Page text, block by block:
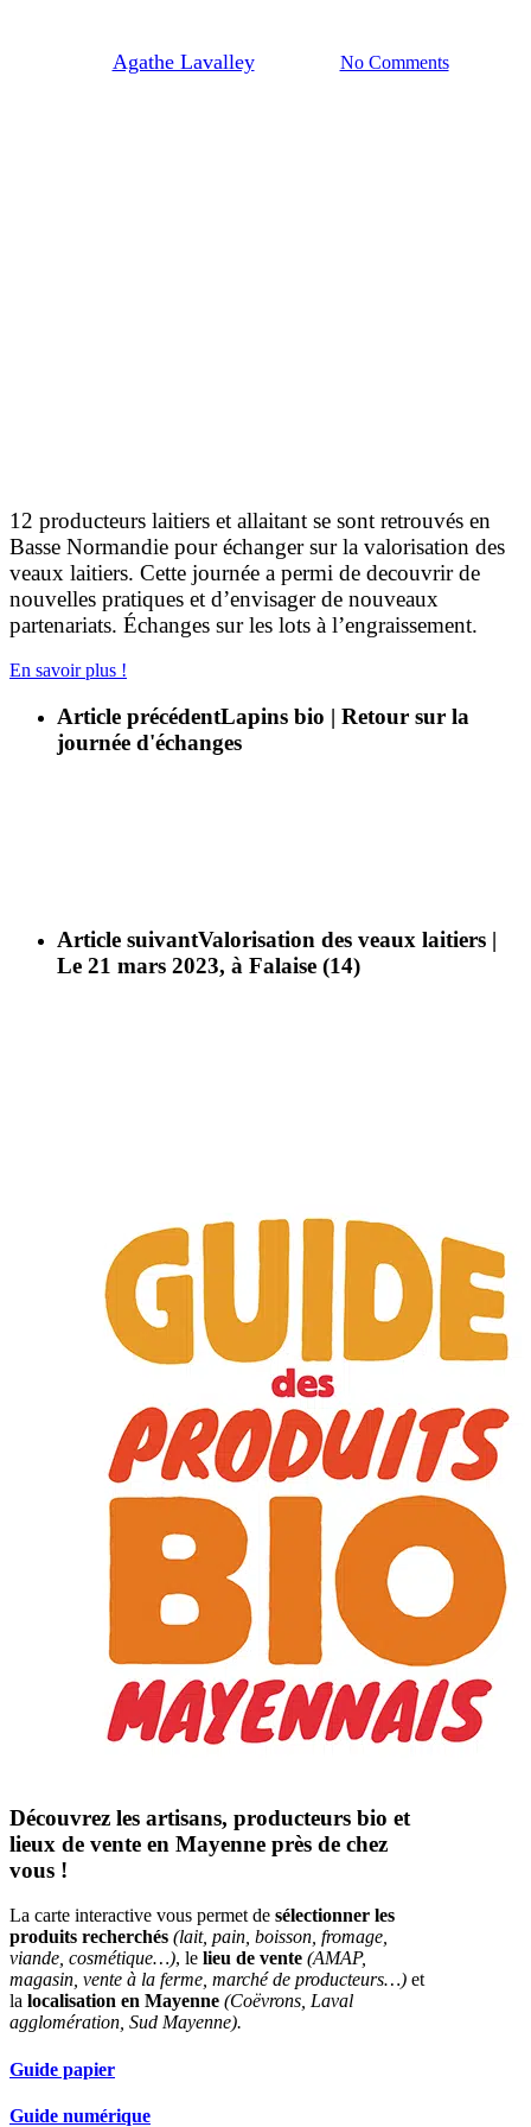
Agathe Lavalley28/03/2023 No Comments
12 producteurs laitiers et allaitant se sont retrouvés en
Basse Normandie pour échanger sur la valorisation des
veaux laitiers. Cette journée a permi de decouvrir de
nouvelles pratiques et d’envisager de nouveaux
partenariats. Échanges sur les lots à l’engraissement.
En savoir plus !
Article précédentLapins bio | Retour sur la
journée d'échanges
Article suivantValorisation des veaux laitiers ­|
Le 21 mars 2023, à Falaise (14)
Découvrez les artisans, producteurs bio et
lieux de vente en Mayenne près de chez
vous !
La carte interactive vous permet de sélectionner les
produits recherchés (lait, pain, boisson, fromage,
viande, cosmétique…), le lieu de vente (AMAP,
magasin, vente à la ferme, marché de producteurs…) et
la localisation en Mayenne (Coëvrons, Laval
agglomération, Sud Mayenne).
Guide papier
Guide numérique